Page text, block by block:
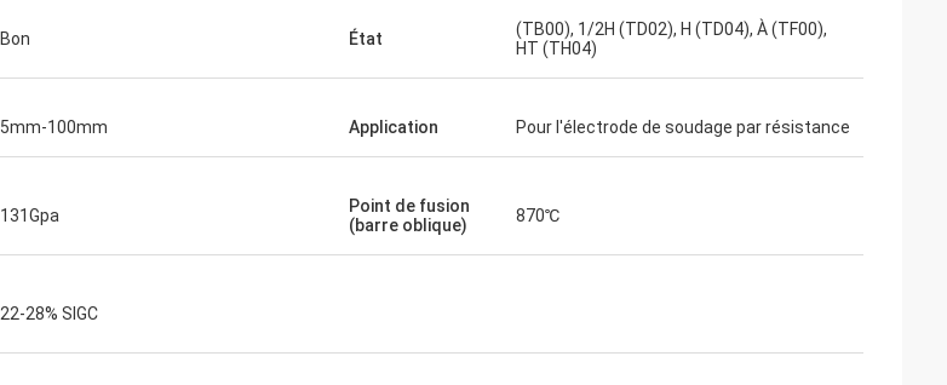
Bon État
(TB00), 1/2H (TD02), H (TD04), À (TF00),
HT (TH04)
5mm-100mm Application Pour l'électrode de soudage par résistance
131Gpa
Point de fusion
(barre oblique)
870℃
22-28% SIGC